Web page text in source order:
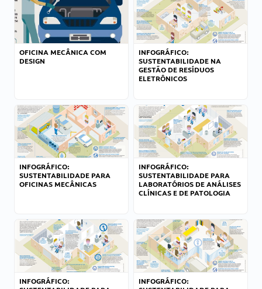
OFICINA MECÂNICA COM
DESIGN
INFOGRÁFICO:
SUSTENTABILIDADE NA
GESTÃO DE RESÍDUOS
ELETRÔNICOS
INFOGRÁFICO:
SUSTENTABILIDADE PARA
OFICINAS MECÂNICAS
INFOGRÁFICO:
SUSTENTABILIDADE PARA
LABORATÓRIOS DE ANÁLISES
CLÍNICAS E DE PATOLOGIA
INFOGRÁFICO:
INFOGRÁFICO: